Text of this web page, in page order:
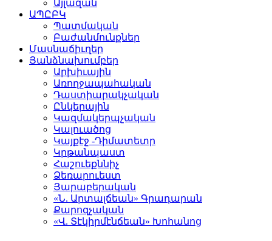
Այլազան
ԱՊԸԲԿ
Պատմական
Բաժանմունքներ
Մասնաճիւղեր
Յանձնախումբեր
Արխիւային
Առողջապահական
Դաստիարակչական
Ընկերային
Կազմակերպչական
Կալուածոց
Կայքէջ -Դիմատետր
Կրթանպաստ
Հաշուեքննիչ
Ձեռարուեստ
Յարաբերական
«Ն. Արտալճեան» Գրադարան
Քարոզչական
«Վ. Տէկիրմէնճեան» Խոհանոց